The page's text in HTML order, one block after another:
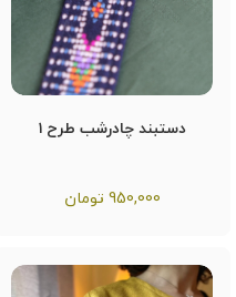
دستبند چادرشب طرح ۱
950,000 تومان